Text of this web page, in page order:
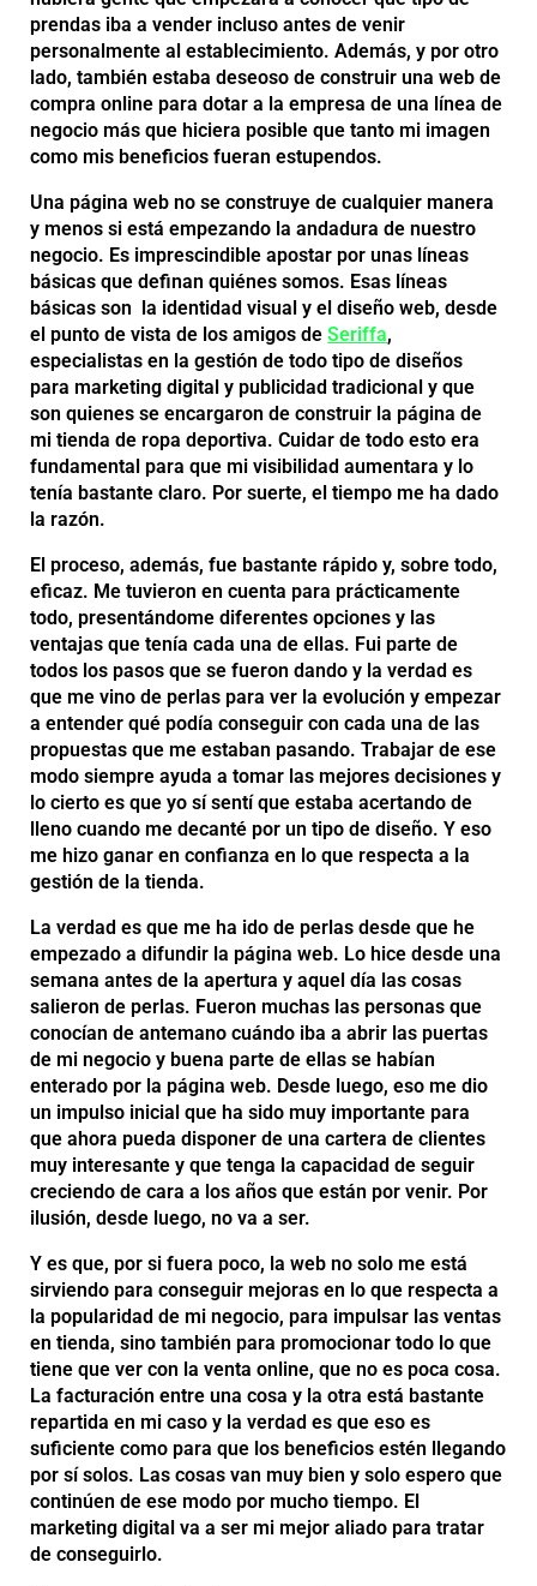
prendas iba a vender incluso antes de venir
personalmente al establecimiento. Además, y por otro
lado, también estaba deseoso de construir una web de
compra online para dotar a la empresa de una línea de
negocio más que hiciera posible que tanto mi imagen
como mis beneficios fueran estupendos.
Una página web no se construye de cualquier manera
y menos si está empezando la andadura de nuestro
negocio. Es imprescindible apostar por unas líneas
básicas que definan quiénes somos. Esas líneas
básicas son la identidad visual y el diseño web, desde
el punto de vista de los amigos deSeriffa,
especialistas en la gestión de todo tipo de diseños
para marketing digital y publicidad tradicional y que
son quienes se encargaron de construir la página de
mi tienda de ropa deportiva. Cuidar de todo esto era
fundamental para que mi visibilidad aumentara y lo
tenía bastante claro. Por suerte, el tiempo me ha dado
la razón.
El proceso, además, fue bastante rápido y, sobre todo,
eficaz. Me tuvieron en cuenta para prácticamente
todo, presentándome diferentes opciones y las
ventajas que tenía cada una de ellas. Fui parte de
todos los pasos que se fueron dando y la verdad es
que me vino de perlas para ver la evolución y empezar
a entender qué podía conseguir con cada una de las
propuestas que me estaban pasando. Trabajar de ese
modo siempre ayuda a tomar las mejores decisiones y
lo cierto es que yo sí sentí que estaba acertando de
lleno cuando me decanté por un tipo de diseño. Y eso
me hizo ganar en confianza en lo que respecta a la
gestión de la tienda.
La verdad es que me ha ido de perlas desde que he
empezado a difundir la página web. Lo hice desde una
semana antes de la apertura y aquel día las cosas
salieron de perlas. Fueron muchas las personas que
conocían de antemano cuándo iba a abrir las puertas
de mi negocio y buena parte de ellas se habían
enterado por la página web. Desde luego, eso me dio
un impulso inicial que ha sido muy importante para
que ahora pueda disponer de una cartera de clientes
muy interesante y que tenga la capacidad de seguir
creciendo de cara a los años que están por venir. Por
ilusión, desde luego, no va a ser.
Y es que, por si fuera poco, la web no solo me está
sirviendo para conseguir mejoras en lo que respecta a
la popularidad de mi negocio, para impulsar las ventas
en tienda, sino también para promocionar todo lo que
tiene que ver con la venta online, que no es poca cosa.
La facturación entre una cosa y la otra está bastante
repartida en mi caso y la verdad es que eso es
suficiente como para que los beneficios estén llegando
por sí solos. Las cosas van muy bien y solo espero que
continúen de ese modo por mucho tiempo. El
marketing digital va a ser mi mejor aliado para tratar
de conseguirlo.